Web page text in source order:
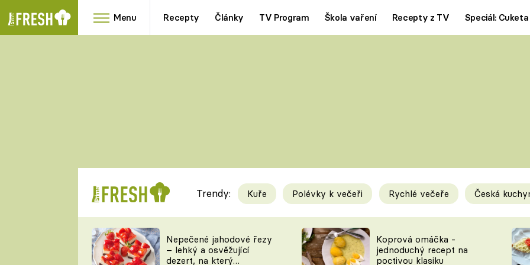
Menu Recepty Články TV Program Škola vaření Recepty z TV Speciál: Cuketa
RYCHLOVKY
Videorecepty
TEĎ VAŘÍ ŠÉF!
Tipy a triky
KAM ZA JÍDLEM
Trendy: Kuře Polévky k večeři Rychlé večeře Česká
Nepečené jahodové řezy
– lehký a osvěžující
dezert, na který
Koprová omáčka -
jednoduchý recept na
poctivou klasiku